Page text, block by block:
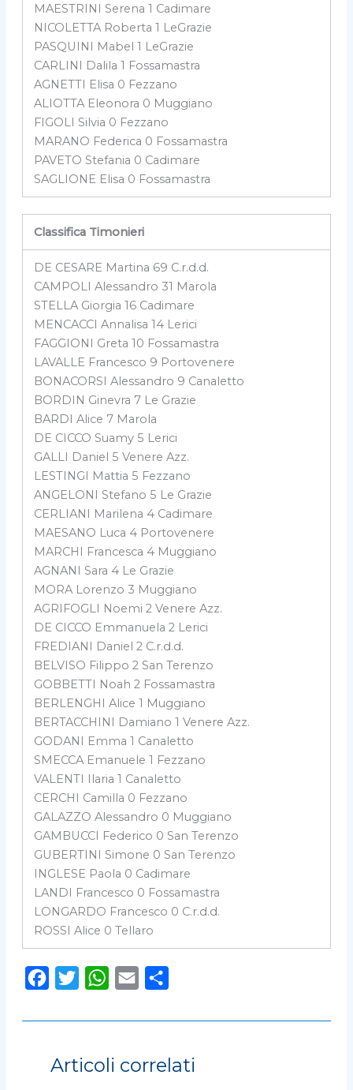
MAESTRINI Serena 1 Cadimare
NICOLETTA Roberta 1 LeGrazie
PASQUINI Mabel 1 LeGrazie
CARLINI Dalila 1 Fossamastra
AGNETTI Elisa 0 Fezzano
ALIOTTA Eleonora 0 Muggiano
FIGOLI Silvia 0 Fezzano
MARANO Federica 0 Fossamastra
PAVETO Stefania 0 Cadimare
SAGLIONE Elisa 0 Fossamastra
Classifica Timonieri
DE CESARE Martina 69 C.r.d.d.
CAMPOLI Alessandro 31 Marola
STELLA Giorgia 16 Cadimare
MENCACCI Annalisa 14 Lerici
FAGGIONI Greta 10 Fossamastra
LAVALLE Francesco 9 Portovenere
BONACORSI Alessandro 9 Canaletto
BORDIN Ginevra 7 Le Grazie
BARDI Alice 7 Marola
DE CICCO Suamy 5 Lerici
GALLI Daniel 5 Venere Azz.
LESTINGI Mattia 5 Fezzano
ANGELONI Stefano 5 Le Grazie
CERLIANI Marilena 4 Cadimare
MAESANO Luca 4 Portovenere
MARCHI Francesca 4 Muggiano
AGNANI Sara 4 Le Grazie
MORA Lorenzo 3 Muggiano
AGRIFOGLI Noemi 2 Venere Azz.
DE CICCO Emmanuela 2 Lerici
FREDIANI Daniel 2 C.r.d.d.
BELVISO Filippo 2 San Terenzo
GOBBETTI Noah 2 Fossamastra
BERLENGHI Alice 1 Muggiano
BERTACCHINI Damiano 1 Venere Azz.
GODANI Emma 1 Canaletto
SMECCA Emanuele 1 Fezzano
VALENTI Ilaria 1 Canaletto
CERCHI Camilla 0 Fezzano
GALAZZO Alessandro 0 Muggiano
GAMBUCCI Federico 0 San Terenzo
GUBERTINI Simone 0 San Terenzo
INGLESE Paola 0 Cadimare
LANDI Francesco 0 Fossamastra
LONGARDO Francesco 0 C.r.d.d.
ROSSI Alice 0 Tellaro
c
b
i
t
W
a
s
a
l
n
i
Articoli correlati